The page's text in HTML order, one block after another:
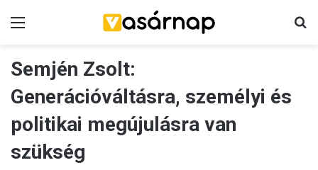
Semjén Zsolt:
Generációváltásra, személyi és
politikai megújulásra van
szükség